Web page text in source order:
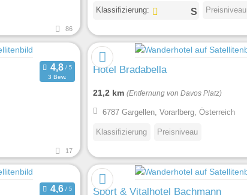
86
Klassifizierung: Preisniveau
3 Bew.
17
Hotel Bradabella
21,2 km (Entfernung von Davos Platz)
6787 Gargellen, Vorarlberg, Österreich
Klassifizierung Preisniveau
Sport & Vitalhotel Bachmann